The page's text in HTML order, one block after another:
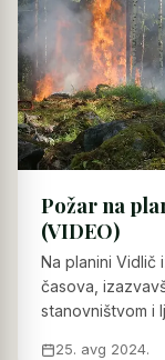
Požar na
(VIDEO)
Na planini Vidlič
časova,
stanovništvom i
25. avg 2024.